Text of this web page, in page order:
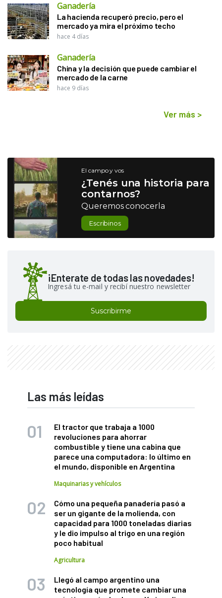
Ganadería
La hacienda recuperó precio, pero el
mercado ya mira el próximo techo
hace 4 días
Ganadería
China y la decisión que puede cambiar el
mercado de la carne
hace 9 días
Ver más >
El campo y vos
¿Tenés una historia para
contarnos?
Queremos conocerla
Escribinos
¡Enterate de todas las novedades!
Ingresá tu e-mail y recibí nuestro newsletter
Suscribirme
Las más leídas
El tractor que trabaja a 1000
revoluciones para ahorrar
combustible y tiene una cabina que
parece una computadora: lo último en
el mundo, disponible en Argentina
Maquinarias y vehículos
Cómo una pequeña panadería pasó a
ser un gigante de la molienda, con
capacidad para 1000 toneladas diarias
y le dio impulso al trigo en una región
poco habitual
Agricultura
Llegó al campo argentino una
tecnología que promete cambiar una